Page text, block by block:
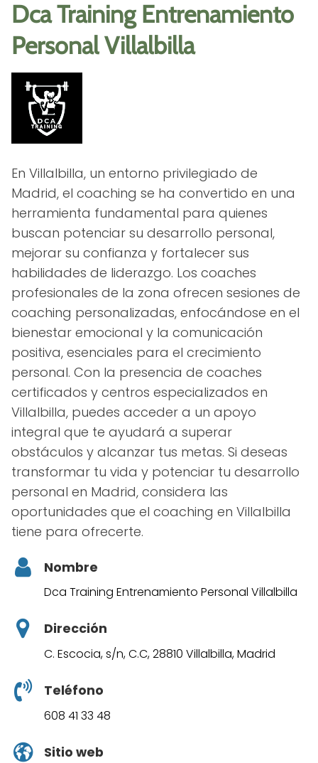
Dca Training Entrenamiento
Personal Villalbilla
En Villalbilla, un entorno privilegiado de
Madrid, el coaching se ha convertido en una
herramienta fundamental para quienes
buscan potenciar su desarrollo personal,
mejorar su confianza y fortalecer sus
habilidades de liderazgo. Los coaches
profesionales de la zona ofrecen sesiones de
coaching personalizadas, enfocándose en el
bienestar emocional y la comunicación
positiva, esenciales para el crecimiento
personal. Con la presencia de coaches
certificados y centros especializados en
Villalbilla, puedes acceder a un apoyo
integral que te ayudará a superar
obstáculos y alcanzar tus metas. Si deseas
transformar tu vida y potenciar tu desarrollo
personal en Madrid, considera las
oportunidades que el coaching en Villalbilla
tiene para ofrecerte.
Nombre
Dca Training Entrenamiento Personal Villalbilla
Dirección
C. Escocia, s/n, C.C, 28810 Villalbilla, Madrid
Teléfono
608 41 33 48
Sitio web